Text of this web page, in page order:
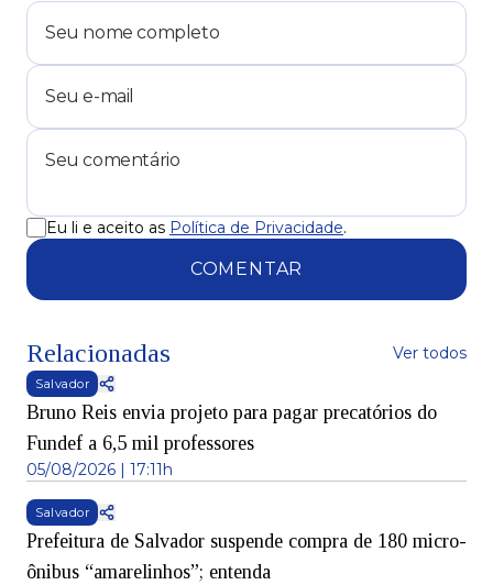
Eu li e aceito as Política de Privacidade.
COMENTAR
Relacionadas Ver todos
Salvador
Bruno Reis envia projeto para pagar precatórios do
Fundef a 6,5 mil professores
05/08/2026 | 17:11h
Salvador
Prefeitura de Salvador suspende compra de 180 micro-
ônibus “amarelinhos”; entenda